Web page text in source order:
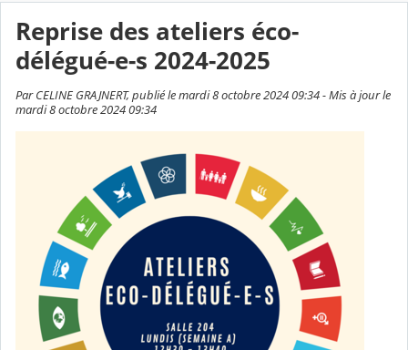
Reprise des ateliers éco-
délégué-e-s 2024-2025
Par CELINE GRAJNERT, publié le mardi 8 octobre 2024 09:34 - Mis à jour le
mardi 8 octobre 2024 09:34